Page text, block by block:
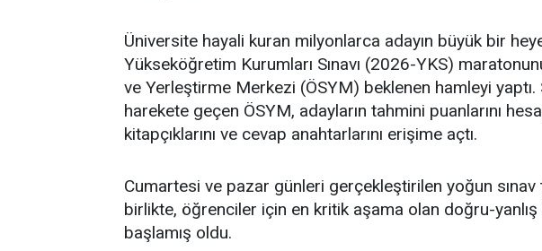
Üniversite hayali kuran milyonlarca adayın büyük bir
Yükseköğretim Kurumları Sınavı (2026-YKS)
ve Yerleştirme Merkezi (ÖSYM) beklenen hamleyi yaptı.
harekete geçen ÖSYM, adayların tahmini puanlarını
kitapçıklarını ve cevap anahtarlarını erişime açtı.
Cumartesi ve pazar günleri gerçekleştirilen yoğun
birlikte, öğrenciler için en kritik aşama olan doğru-
başlamış oldu.